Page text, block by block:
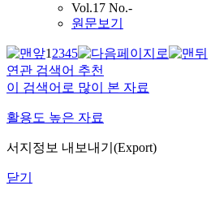
Vol.17 No.-
원문보기
12345
연관 검색어 추천
이 검색어로 많이 본 자료
활용도 높은 자료
서지정보 내보내기(Export)
닫기